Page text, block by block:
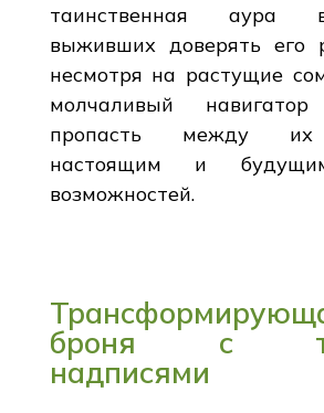
таинственная аура
выживших доверять его
несмотря на растущие
молчаливый навигатор
пропасть между
настоящим и
возможностей.
броня с
надписями